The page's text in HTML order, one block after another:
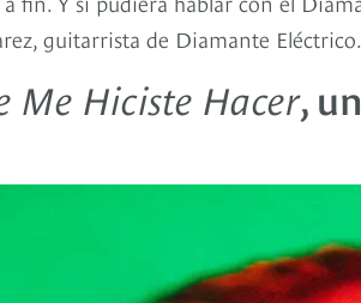
guitarrista de Diamante Eléctrico.
Me Hiciste Hacer,